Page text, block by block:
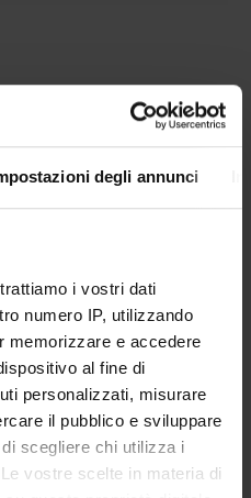
degli annunci
trattiamo i vostri dati
numero IP, utilizzando
memorizzare e accedere
al fine di
personalizzati, misurare
il pubblico e sviluppare
scegliere chi utilizza i
vostre scelte in materia di
DAL PROGETTO